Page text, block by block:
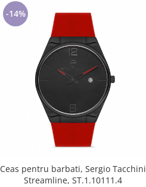
-14%
Ceas pentru barbati, Sergio Tacchini
Streamline, ST.1.10111.4